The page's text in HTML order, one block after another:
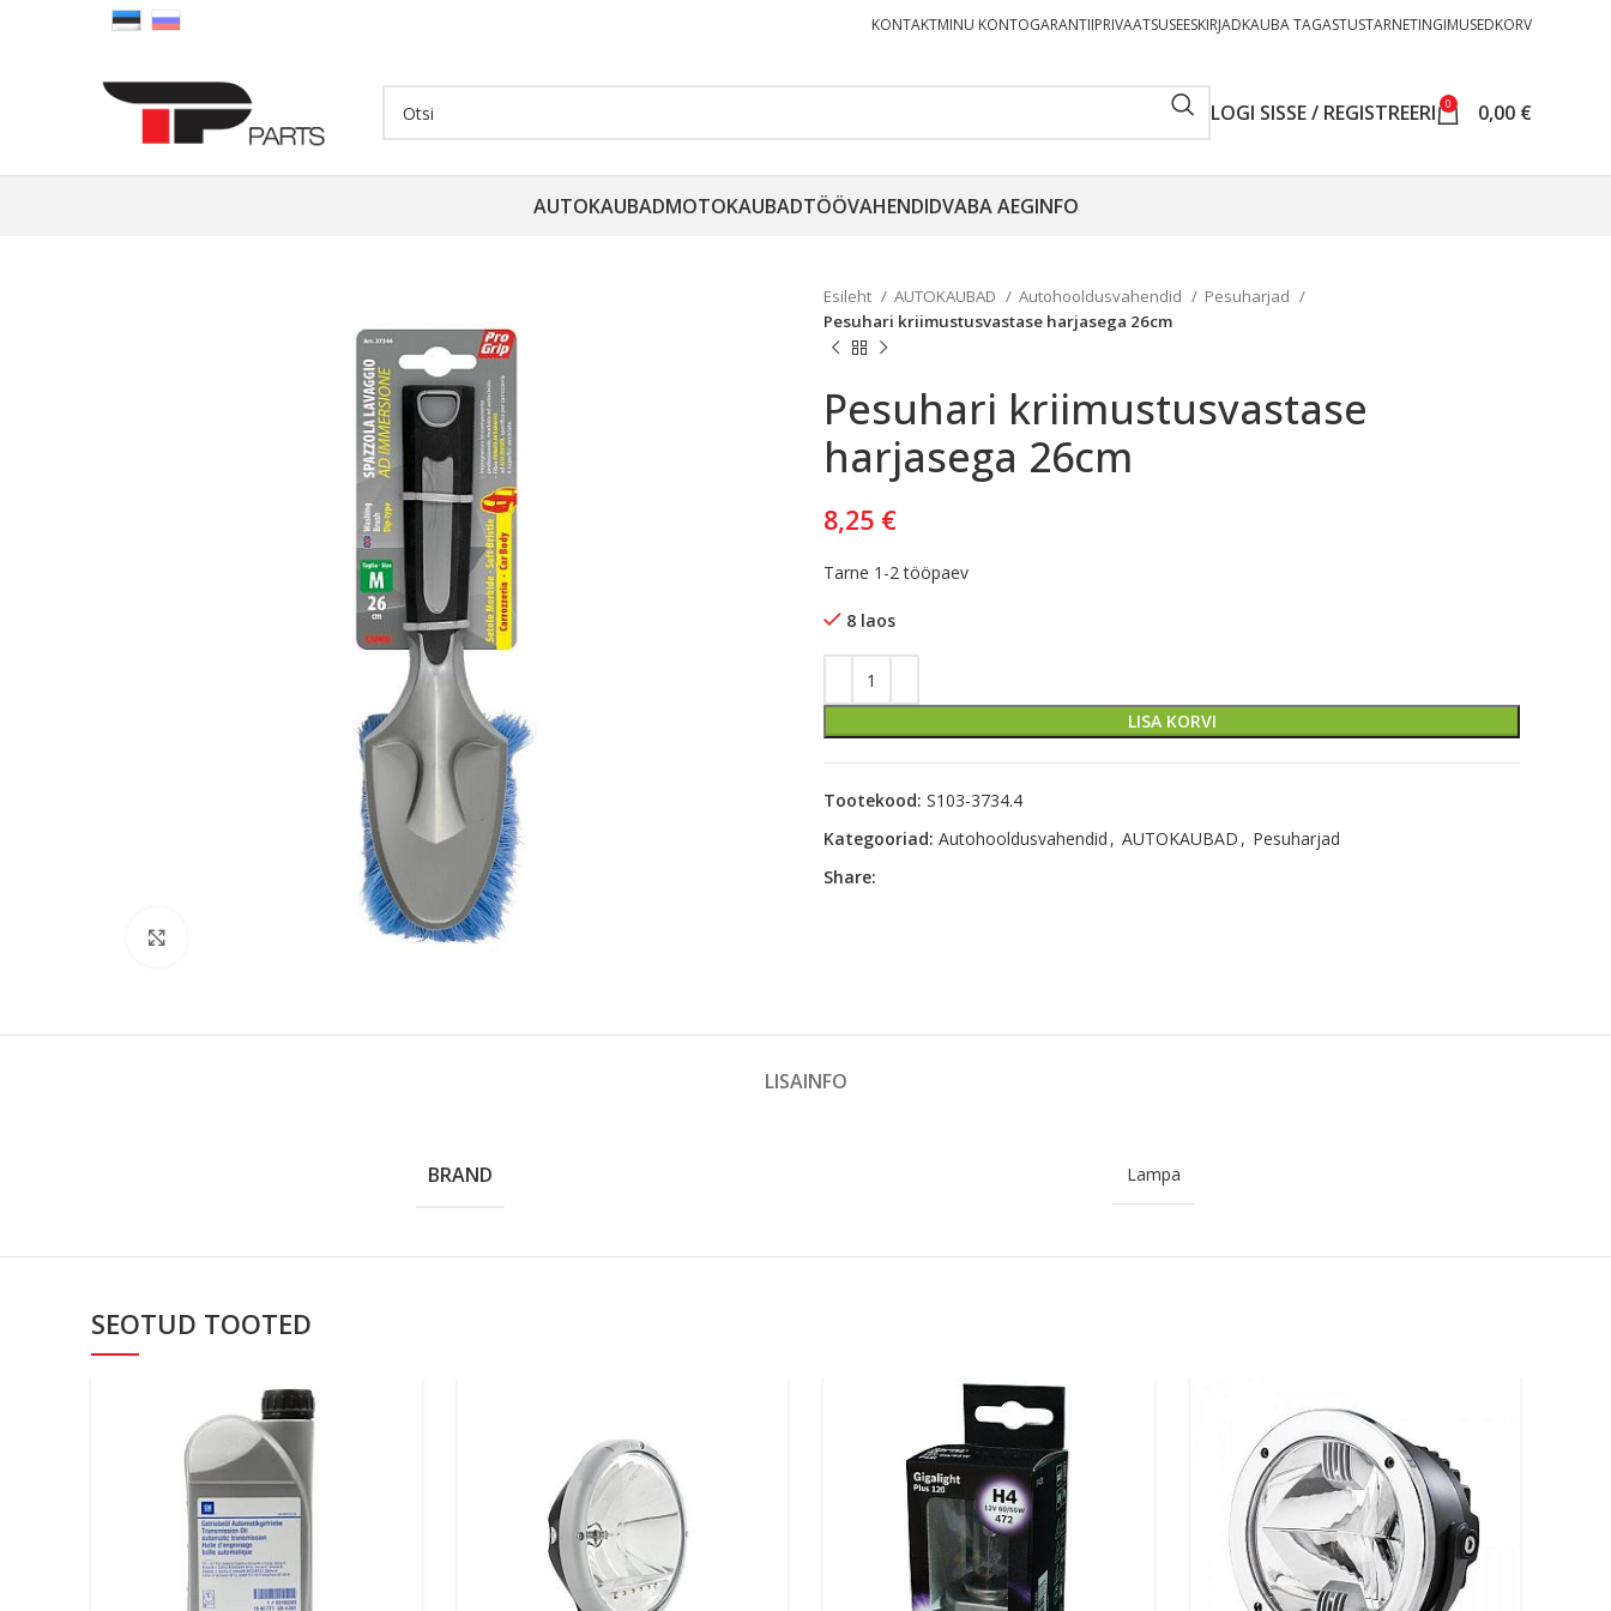
KONTAKTMINU KONTOGARANTIIPRIVAATSUSEESKIRJADKAUBA TAGASTUSTARNETINGIMUSEDKORV
LOGI SISSE / REGISTREERI 0 0,00 €
AUTOKAUBADMOTOKAUBADTÖÖVAHENDIDVABA AEGINFO
Esileht AUTOKAUBAD Autohooldusvahendid
Pesuharjad
Pesuhari kriimustusvastase harjasega 26cm
Pesuhari kriimustusvastase
harjasega 26cm
8,25 €
Tarne 1-2 tööpaev
8 laos
LISA KORVI
Tootekood: S103-3734.4
Kategooriad: Autohooldusvahendid , AUTOKAUBAD , Pesuharjad
Share:
LISAINFO
BRAND Lampa
SEOTUD TOOTED